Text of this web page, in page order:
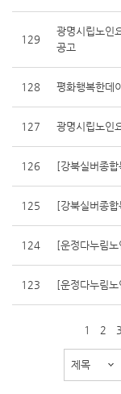
129
광명시립노인
공고
128 평화행복한데
127 광명시립노인
126 [강북실버종
125 [강북실버종
124 [운정다누림
123 [운정다누림
1 2 3